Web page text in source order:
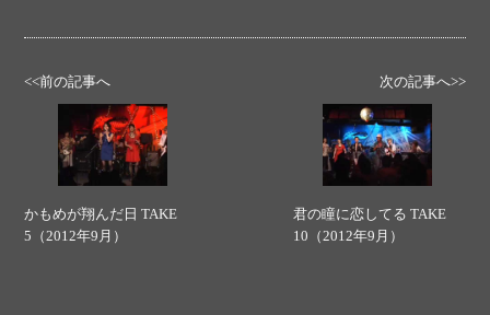
<<前の記事へ
かもめが翔んだ日 TAKE
5（2012年9月）
次の記事へ>>
君の瞳に恋してる TAKE
10（2012年9月）